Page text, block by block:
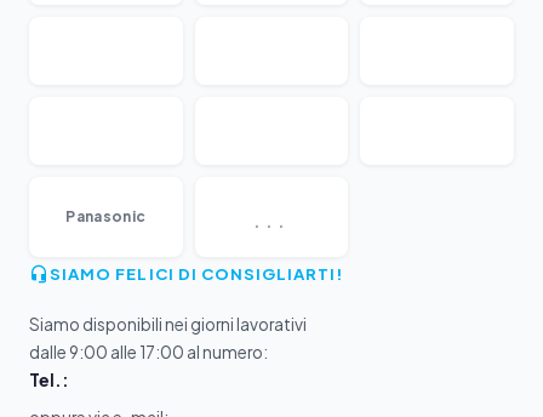
Panasonic ...
SIAMO FELICI DI CONSIGLIARTI!
Siamo disponibili nei giorni lavorativi
dalle 9:00 alle 17:00 al numero:
Tel.: